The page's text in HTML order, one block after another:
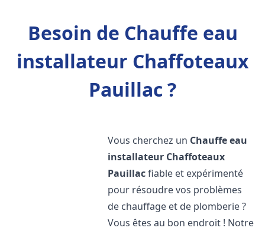
Besoin de Chauffe eau
installateur Chaffoteaux
Pauillac ?
Vous cherchez un Chauffe eau
installateur Chaffoteaux
Pauillacfiable et expérimenté
pour résoudre vos problèmes
de chauffage et de plomberie ?
Vous êtes au bon endroit ! Notre